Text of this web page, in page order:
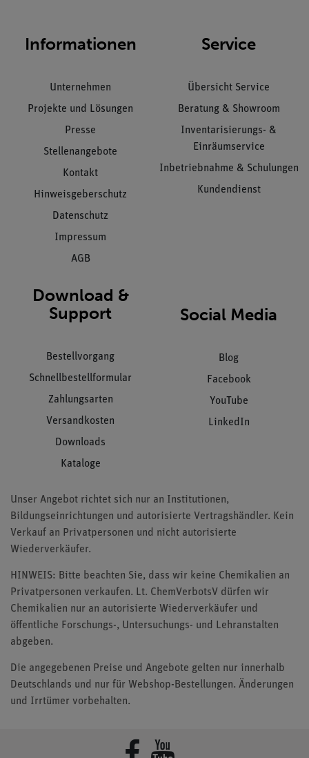
Informationen
Unternehmen
Projekte und Lösungen
Presse
Stellenangebote
Kontakt
Hinweisgeberschutz
Datenschutz
Impressum
AGB
Service
Übersicht Service
Beratung & Showroom
Inventarisierungs- &
Einräumservice
Inbetriebnahme & Schulungen
Kundendienst
Download &
Support
Bestellvorgang
Schnellbestellformular
Zahlungsarten
Versandkosten
Downloads
Kataloge
Social Media
Blog
Facebook
YouTube
LinkedIn
Unser Angebot richtet sich nur an Institutionen,
Bildungseinrichtungen und autorisierte Vertragshändler. Kein
Verkauf an Privatpersonen und nicht autorisierte
Wiederverkäufer.
HINWEIS: Bitte beachten Sie, dass wir keine Chemikalien an
Privatpersonen verkaufen. Lt. ChemVerbotsV dürfen wir
Chemikalien nur an autorisierte Wiederverkäufer und
öffentliche Forschungs-, Untersuchungs- und Lehranstalten
abgeben.
Die angegebenen Preise und Angebote gelten nur innerhalb
Deutschlands und nur für Webshop-Bestellungen. Änderungen
und Irrtümer vorbehalten.